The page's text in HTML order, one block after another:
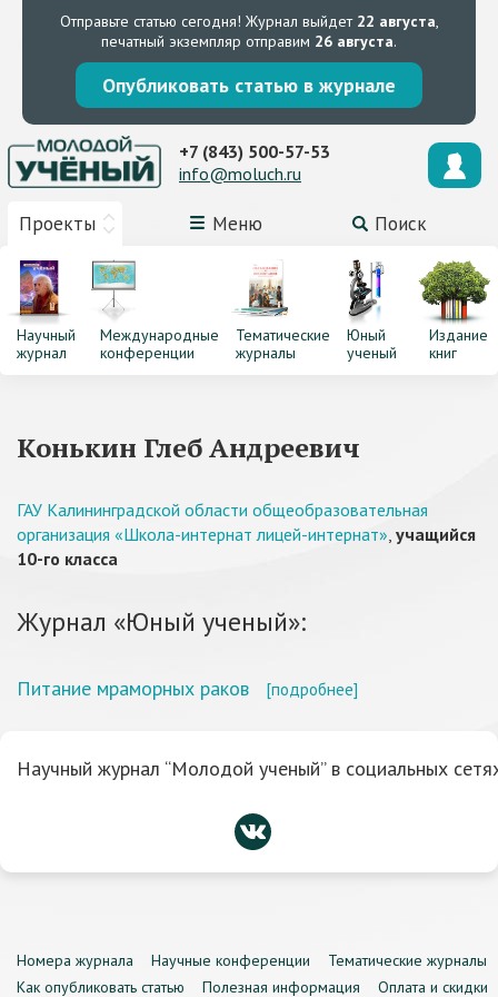
Отправьте статью сегодня! Журнал выйдет 22 августа,
печатный экземпляр отправим 26 августа.
Опубликовать статью в журнале
Проекты Меню Поиск
+7 (843) 500-57-53
info@moluch.ru
Научный
журнал
Международные
конференции
Тематические
журналы
Юный
ученый
Издание
книг
Конькин Глеб Андреевич
ГАУ Калининградской области общеобразовательная
организация «Школа-интернат лицей-интернат», учащийся
10-го класса
Журнал «Юный ученый»:
Питание мраморных раков [подробнее]
Научный журнал “Молодой ученый” в социальных
Номера журнала Научные конференции
Тематические журналы
Как опубликовать статью
Полезная информация Оплата и скидки